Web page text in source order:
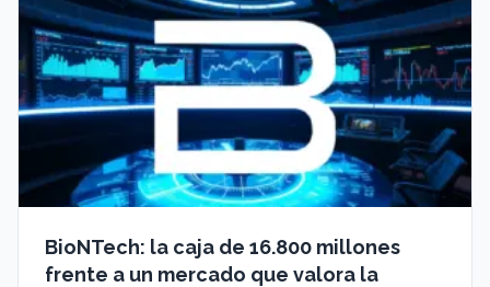
BioNTech: la caja de 16.800 millones
frente a un mercado que valora la